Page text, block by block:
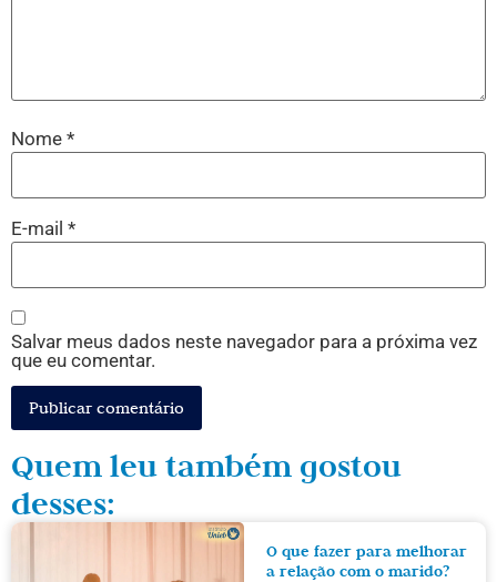
Nome *
E-mail *
Salvar meus dados neste navegador para a próxima vez
que eu comentar.
Quem leu também gostou
desses:
O que fazer para melhorar
a relação com o marido?